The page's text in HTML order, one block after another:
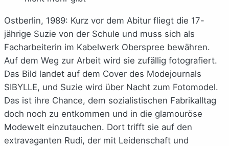
Ostberlin, 1989: Kurz vor dem Abitur fliegt die 17-
jährige Suzie von der Schule und muss sich als
Facharbeiterin im Kabelwerk Oberspree bewähren.
Auf dem Weg zur Arbeit wird sie zufällig fotografiert.
Das Bild landet auf dem Cover des Modejournals
SIBYLLE, und Suzie wird über Nacht zum Fotomodel.
Das ist ihre Chance, dem sozialistischen Fabrikalltag
doch noch zu entkommen und in die glamouröse
Modewelt einzutauchen. Dort trifft sie auf den
extravaganten Rudi, der mit Leidenschaft und